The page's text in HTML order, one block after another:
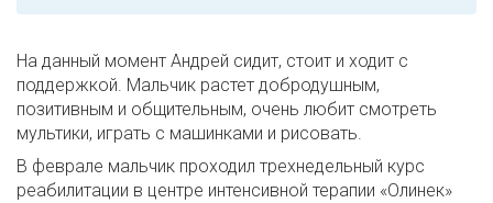
На данный момент Андрей сидит, стоит и ходит с
поддержкой. Мальчик растет добродушным,
позитивным и общительным, очень любит смотреть
мультики, играть с машинками и рисовать.
В феврале мальчик проходил трехнедельный курс
реабилитации в центре интенсивной терапии «Олинек»